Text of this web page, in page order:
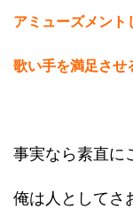
アミューズメント
歌い手を満足させ
事実なら素直に
俺は人としてさ